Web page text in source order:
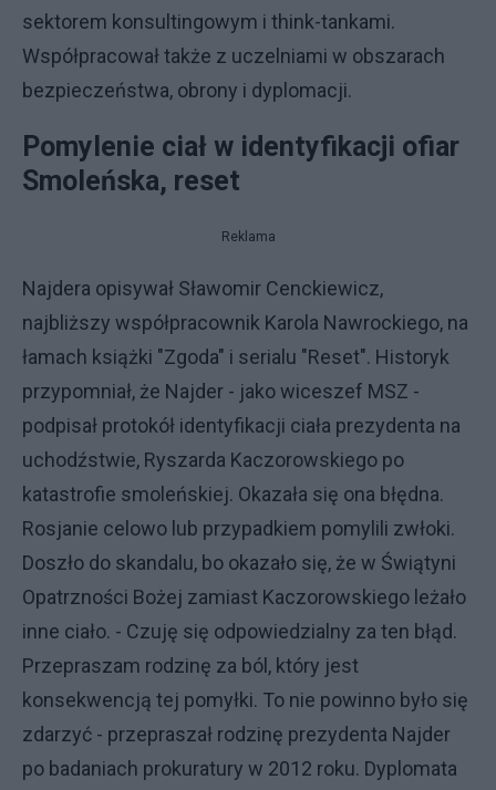
sektorem konsultingowym i think-tankami.
Współpracował także z uczelniami w obszarach
bezpieczeństwa, obrony i dyplomacji.
Pomylenie ciał w identyfikacji ofiar
Smoleńska, reset
Reklama
Najdera opisywał Sławomir Cenckiewicz,
najbliższy współpracownik Karola Nawrockiego, na
łamach książki "Zgoda" i serialu "Reset". Historyk
przypomniał, że Najder - jako wiceszef MSZ -
podpisał protokół identyfikacji ciała prezydenta na
uchodźstwie, Ryszarda Kaczorowskiego po
katastrofie smoleńskiej. Okazała się ona błędna.
Rosjanie celowo lub przypadkiem pomylili zwłoki.
Doszło do skandalu, bo okazało się, że w Świątyni
Opatrzności Bożej zamiast Kaczorowskiego leżało
inne ciało. - Czuję się odpowiedzialny za ten błąd.
Przepraszam rodzinę za ból, który jest
konsekwencją tej pomyłki. To nie powinno było się
zdarzyć - przepraszał rodzinę prezydenta Najder
po badaniach prokuratury w 2012 roku. Dyplomata